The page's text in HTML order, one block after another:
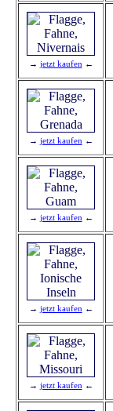
→ jetzt kaufen ←
→ jetzt kaufen ←
→ jetzt kaufen ←
→ jetzt kaufen ←
→ jetzt kaufen ←